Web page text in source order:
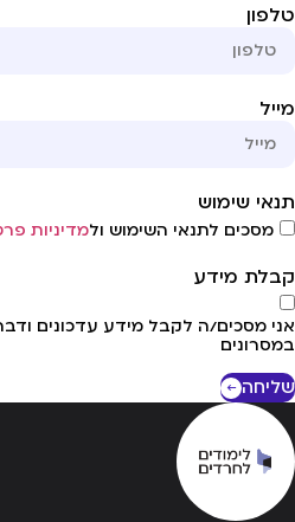
שימוש
מסכים לתנאי השימוש ולמדיניות
מידע
מסכים/ה לקבל מידע עדכונים